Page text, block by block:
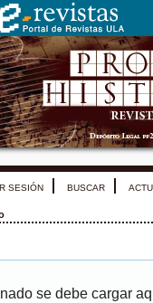
SESIÓN BUSCAR
se debe cargar